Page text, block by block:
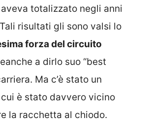
totalizzato negli anni
risultati gli sono valsi lo
forza del circuito
a dirlo suo “best
Ma c’è stato un
è stato davvero vicino
la racchetta al chiodo.